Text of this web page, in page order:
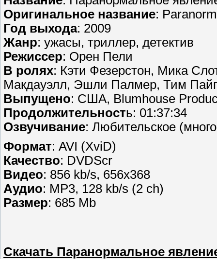
Оригинальное название:
Год выхода: 2009
Жанр: ужасы, триллер, детектив
Режиссер: Орен Пели
В ролях: Кэти Фезерстон, Мика
Макдауэлл, Эшли Палмер, Тим
Выпущено: США, Blumhouse
Продолжительность: 01:37:34
Озвучивание: Любительское
Формат: AVI (XviD)
Качество: DVDScr
Видео: 856 kb/s, 656x368
Аудио: MP3, 128 kb/s (2 ch)
Размер: 685 Mb
Скачать Паранормальное